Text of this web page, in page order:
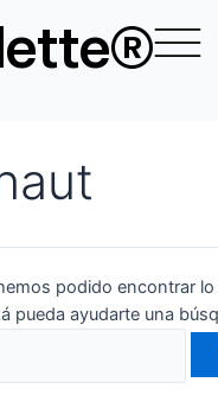
podido encontrar
pueda ayudarte una